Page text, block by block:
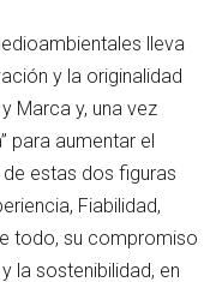
lleva
y la originalidad
Marca y, una vez
para aumentar el
estas dos figuras
Fiabilidad,
todo, su compromiso
la sostenibilidad, en